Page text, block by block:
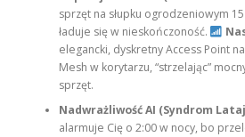
sprzęt na słupku ogrodzeniowym
ładuje się w nieskończoność.
elegancki, dyskretny Access Point
Mesh w korytarzu, “strzelając”
sprzęt.
Nadwrażliwość AI (Syndrom
alarmuje Cię o 2:00 w nocy, bo